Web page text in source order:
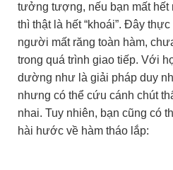
tưởng tượng, nếu bạn mất hết
thì thật là hết “khoái”. Đây
người mất răng toàn hàm,
trong quá trình giao tiếp. Với
dường như là giải pháp duy
nhưng có thể cứu cánh chút
nhai. Tuy nhiên, bạn cũng có
hài hước về hàm tháo lắp: